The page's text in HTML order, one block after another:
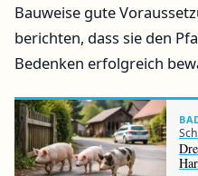
Bauweise gute
berichten, dass sie den
Bedenken erfolgreich